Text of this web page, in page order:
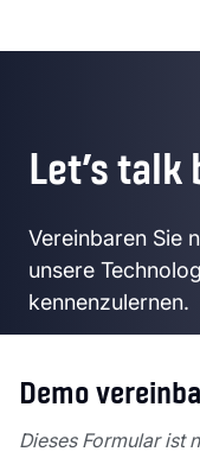
Let’s talk
Vereinbaren Sie
unsere
kennenzulernen.
Demo
Dieses Formular ist